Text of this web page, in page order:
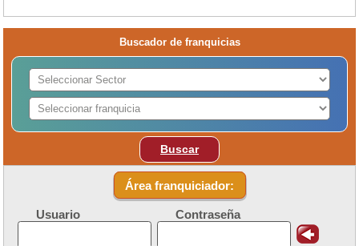
Buscador de franquicias
Buscar
Área franquiciador:
Usuario Contraseña